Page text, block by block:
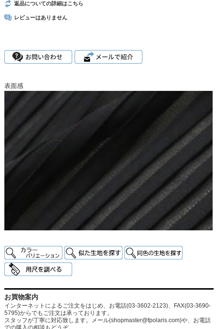
返品についての詳細はこちら
レビューはありません
表面感
お買物案内
インターネットによるご注文をはじめ、お電話(03-3602-2123)、FAX(03-3690-
5795)からでもご注文は承っております。
スタッフが丁寧に対応致します。メール(shopmaster@fpolaris.com)や、お電話